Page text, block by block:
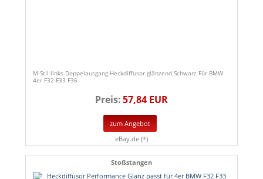
M-Stil links Doppelausgang Heckdiffusor glänzend Schwarz Für BMW
4er F32 F33 F36
Preis:57,84 EUR
zum Angebot
eBay.de (*)
Stoßstangen